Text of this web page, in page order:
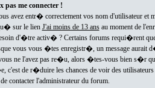
pas me connecter !
avez entr� correctement vos nom d'utilisateur
sur le lien J'ai moins de 13 ansau moment de
d'�tre activ� ? Certains forums requi�rent
vous vous �tes enregistr�, un message aurait
ne l'avez pas re�u, alors �tes-vous bien s�r
c'est de r�duire les chances de voir des
contacter l'administrateur du forum.